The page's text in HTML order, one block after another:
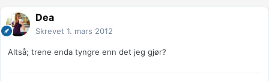
Dea
Skrevet 1. mars 2012
Altså; trene enda tyngre enn det jeg gjør?